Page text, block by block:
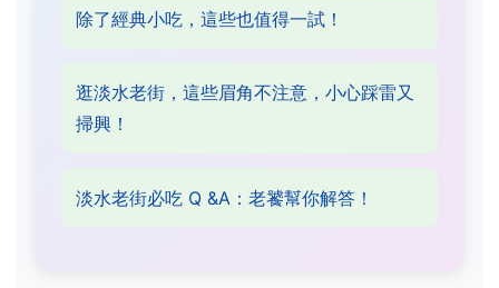
除了經典小吃，這些也值得一試！
逛淡水老街，這些眉角不注意，小心踩雷又
掃興！
淡水老街必吃 Q &A：老饕幫你解答！